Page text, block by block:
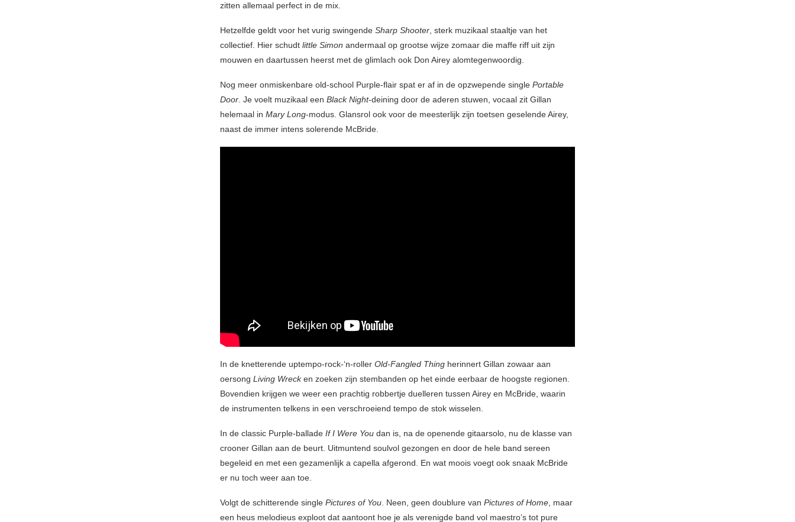
zitten allemaal perfect in de mix.
Hetzelfde geldt voor het vurig swingende Sharp Shooter, sterk muzikaal staaltje van het
collectief. Hier schudt little Simon andermaal op grootse wijze zomaar die maffe riff uit zijn
mouwen en daartussen heerst met de glimlach ook Don Airey alomtegenwoordig.
Nog meer onmiskenbare old-school Purple-flair spat er af in de opzwepende single Portable
Door. Je voelt muzikaal een Black Night-deining door de aderen stuwen, vocaal zit Gillan
helemaal in Mary Long-modus. Glansrol ook voor de meesterlijk zijn toetsen geselende Airey,
naast de immer intens solerende McBride.
In de knetterende uptempo-rock-‘n-roller Old-Fangled Thing herinnert Gillan zowaar aan
oersong Living Wrecken zoeken zijn stembanden op het einde eerbaar de hoogste regionen.
Bovendien krijgen we weer een prachtig robbertje duelleren tussen Airey en McBride, waarin
de instrumenten telkens in een verschroeiend tempo de stok wisselen.
In de classic Purple-ballade If I Were You dan is, na de openende gitaarsolo, nu de klasse van
crooner Gillan aan de beurt. Uitmuntend soulvol gezongen en door de hele band sereen
begeleid en met een gezamenlijk a capella afgerond. En wat moois voegt ook snaak McBride
er nu toch weer aan toe.
Volgt de schitterende single Pictures of You . Neen, geen doublure van Pictures of Home , maar
een heus melodieus exploot dat aantoont hoe je als verenigde band vol maestro’s tot pure